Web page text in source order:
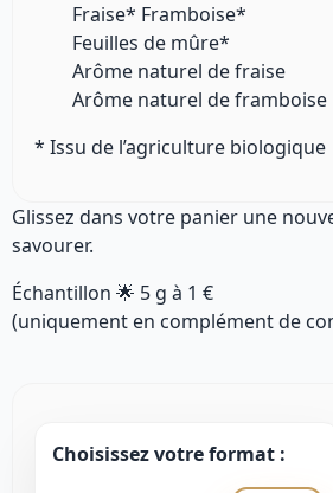
Fraise* Framboise*
Feuilles de mûre*
Arôme naturel de fraise
Arôme naturel de framboise
* Issu de l’agriculture biologique
Glissez dans votre panier une
savourer.
Échantillon 🌟 5 g à 1 €
(uniquement en complément de
Choisissez votre format :